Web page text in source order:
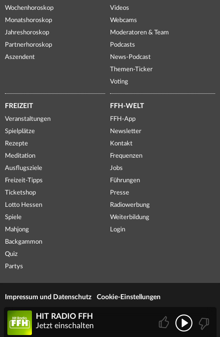
Wochenhoroskop
Monatshoroskop
Jahreshoroskop
Partnerhoroskop
Aszendent
Videos
Webcams
Moderatoren & Team
Podcasts
News-Podcast
Themen-Ticker
Voting
FREIZEIT
Veranstaltungen
Spielplätze
Rezepte
Meditation
Ausflugsziele
Freizeit-Tipps
Ticketshop
Lotto Hessen
Spiele
Mahjong
Backgammon
Quiz
Partys
FFH-WELT
FFH-App
Newsletter
Kontakt
Frequenzen
Jobs
Führungen
Presse
Radiowerbung
Weiterbildung
Login
Impressum und Datenschutz Cookie-Einstellungen
HIT RADIO FFH
Jetzt einschalten